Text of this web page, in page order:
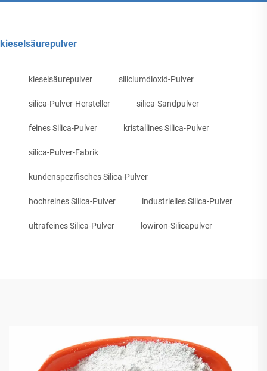
kieselsäurepulver
kieselsäurepulver siliciumdioxid-Pulver
silica-Pulver-Hersteller silica-Sandpulver
feines Silica-Pulver kristallines Silica-Pulver
silica-Pulver-Fabrik
kundenspezifisches Silica-Pulver
hochreines Silica-Pulver industrielles Silica-Pulver
ultrafeines Silica-Pulver lowiron-Silicapulver